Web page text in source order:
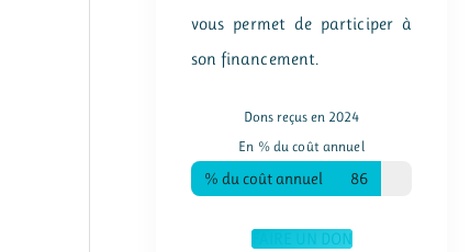
vous permet de participer à
son financement.
Dons reçus en 2024
En % du coût annuel
% du coût annuel 86
FAIRE UN DON